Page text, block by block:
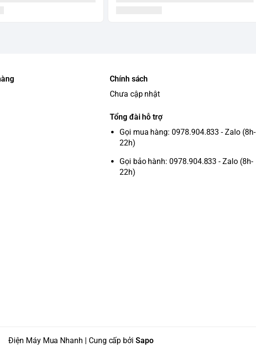
Chính sách
Chưa cập nhật
Tổng đài hỗ trợ
Gọi mua hàng: 0978.904.833 - Zalo (8h-
22h)
Gọi bảo hành: 0978.904.833 - Zalo (8h-
22h)
Điện Máy Mua Nhanh | Cung cấp bởiSapo